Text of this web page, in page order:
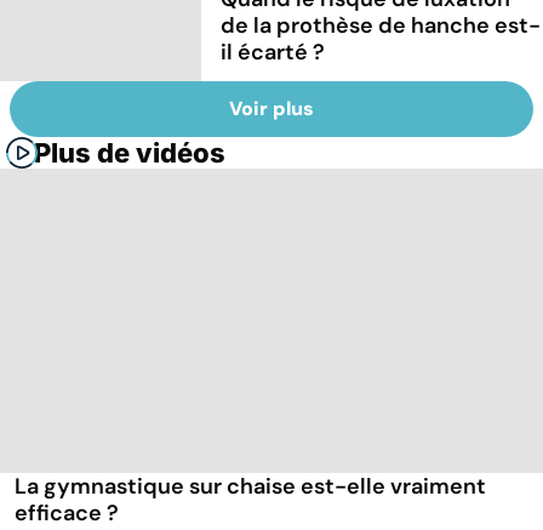
de la prothèse de hanche est-
il écarté ?
Voir plus
Plus de vidéos
La gymnastique sur chaise est-elle vraiment
efficace ?